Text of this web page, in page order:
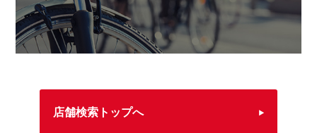
店舗検索トップへ